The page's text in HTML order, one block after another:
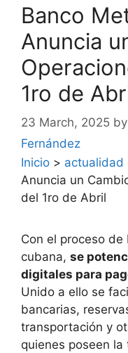
Banco
Anuncia
1ro de
23 March, 2025 by
Fernández
Inicio > actualidad
Anuncia un
del 1ro de Abril
Con el proceso
cubana, se
digitales para
Unido a ello se
bancarias,
transportación y
quienes poseen la